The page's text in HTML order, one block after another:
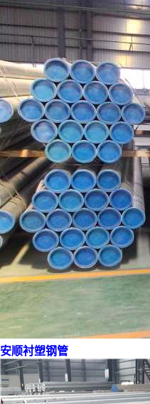
安顺衬塑钢管